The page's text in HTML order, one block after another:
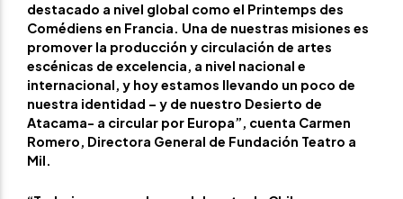
destacado a nivel global como el Printemps des
Comédiens en Francia. Una de nuestras misiones es
promover la producción y circulación de artes
escénicas de excelencia, a nivel nacional e
internacional, y hoy estamos llevando un poco de
nuestra identidad – y de nuestro Desierto de
Atacama- a circular por Europa”, cuenta Carmen
Romero, Directora General de Fundación Teatro a
Mil.